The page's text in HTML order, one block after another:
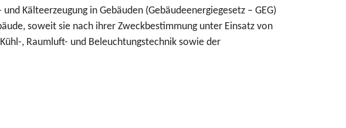
Kälteerzeugung in Gebäuden (Gebäudeenergiegesetz – GEG)
soweit sie nach ihrer Zweckbestimmung unter Einsatz von
, Raumluft- und Beleuchtungstechnik sowie der